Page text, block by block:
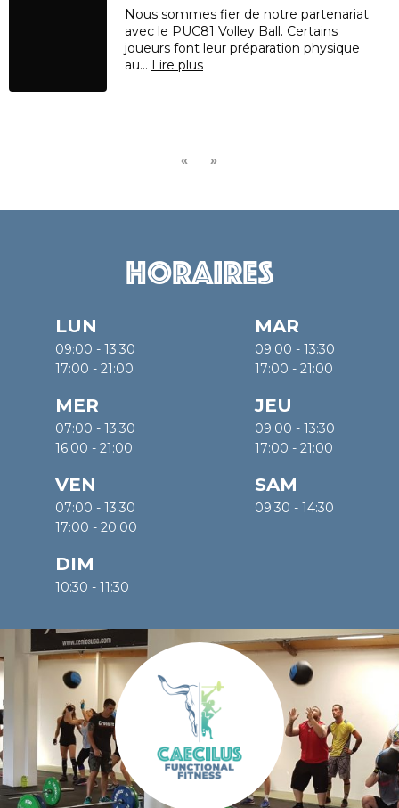
Nous sommes fier de notre partenariat
avec le PUC81 Volley Ball. Certains
joueurs font leur préparation physique
au… Lire plus
« »
Horaires
LUN
09:00 - 13:30
17:00 - 21:00
MAR
09:00 - 13:30
17:00 - 21:00
MER
07:00 - 13:30
16:00 - 21:00
JEU
09:00 - 13:30
17:00 - 21:00
VEN
07:00 - 13:30
17:00 - 20:00
SAM
09:30 - 14:30
DIM
10:30 - 11:30
Nos activites